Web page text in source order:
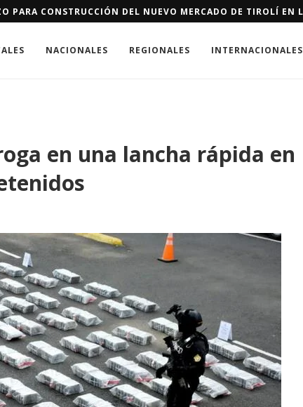
MUERTES QUE LOS CÁNCERES EN EL PAÍS
NACIONALES REGIONALES INTERNACIONALES
en una lancha rápida en